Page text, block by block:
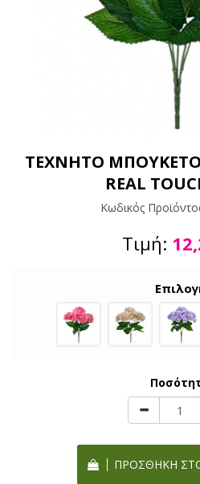
ΤΕΧΝΗΤΟ
REAL
Κωδικός
Τιμή:
ΠΡΟΣΘΉΚΗ